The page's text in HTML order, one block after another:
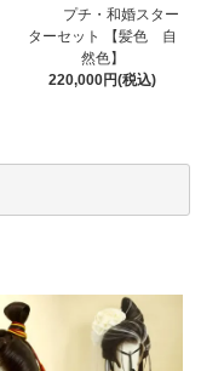
プチ・和婚スター
ターセット 【髪色 自
然色】
220,000円(税込)